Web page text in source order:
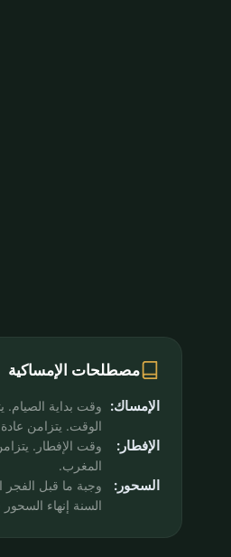
مصطلحات الإمساكية
الإمساك:
وقت بداية الصيام.
الوقت. يتزامن
الإفطار:
وقت الإفطار.
المغرب.
السحور:
وجبة ما قبل الفجر
السنة إنهاء